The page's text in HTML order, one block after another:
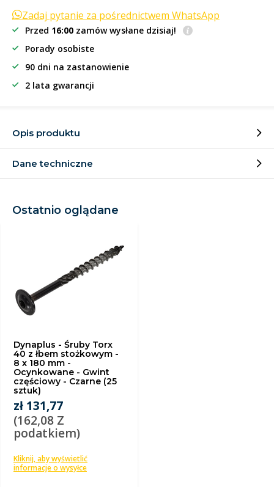
Zadaj pytanie za pośrednictwem WhatsApp
Przed 16:00 zamów wysłane dzisiaj!
Porady osobiste
90 dni na zastanowienie
2 lata gwarancji
Opis produktu
Dane techniczne
Ostatnio oglądane
Dynaplus - Śruby Torx
40 z łbem stożkowym -
8 x 180 mm -
Ocynkowane - Gwint
częściowy - Czarne (25
sztuk)
zł 131,77
(162,08 Z
podatkiem)
Kliknij, aby wyświetlić
informacje o wysyłce